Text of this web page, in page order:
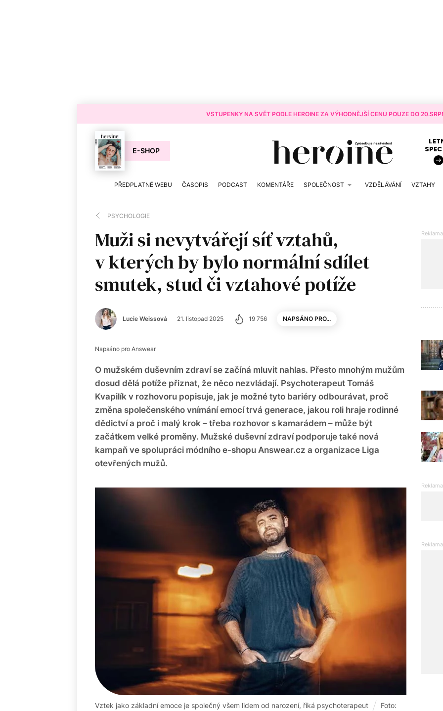
VSTUPENKY NA SVĚT PODLE HEROINE ZA VÝHODNĚJŠÍ CENU POUZE DO
E-SHOP
PŘEDPLATNÉ WEBU ČASOPIS PODCAST KOMENTÁŘE SPOLEČNOST VZDĚLÁVÁNÍ VZTAHY
PSYCHOLOGIE
Muži si nevytvářejí síť vztahů,
v kterých by bylo normální sdílet
smutek, stud či vztahové potíže
Lucie Weissová 21. listopad 2025 19 756 NAPSÁNO PRO...
Napsáno pro Answear
O mužském duševním zdraví se začíná mluvit nahlas. Přesto mnohým mužům
dosud dělá potíže přiznat, že něco nezvládají. Psychoterapeut Tomáš
Kvapilík v rozhovoru popisuje, jak je možné tyto bariéry odbourávat, proč
změna společenského vnímání emocí trvá generace, jakou roli hraje rodinné
dědictví a proč i malý krok – třeba rozhovor s kamarádem – může být
začátkem velké proměny. Mužské duševní zdraví podporuje také nová
kampaň ve spolupráci módního e-shopu Answear.cz a organizace Liga
otevřených mužů.
Vztek jako základní emoce je společný všem lidem od narození, říká psychoterapeut
Foto: